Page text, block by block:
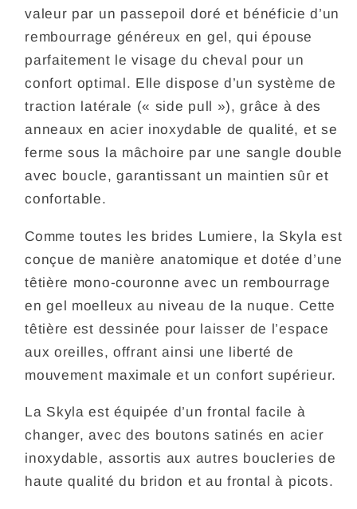
valeur par un passepoil doré et bénéficie d’un
rembourrage généreux en gel, qui épouse
parfaitement le visage du cheval pour un
confort optimal. Elle dispose d’un système de
traction latérale (« side pull »), grâce à des
anneaux en acier inoxydable de qualité, et se
ferme sous la mâchoire par une sangle double
avec boucle, garantissant un maintien sûr et
confortable.
Comme toutes les brides Lumiere, la Skyla est
conçue de manière anatomique et dotée d’une
têtière mono-couronne avec un rembourrage
en gel moelleux au niveau de la nuque. Cette
têtière est dessinée pour laisser de l’espace
aux oreilles, offrant ainsi une liberté de
mouvement maximale et un confort supérieur.
La Skyla est équipée d’un frontal facile à
changer, avec des boutons satinés en acier
inoxydable, assortis aux autres boucleries de
haute qualité du bridon et au frontal à picots.